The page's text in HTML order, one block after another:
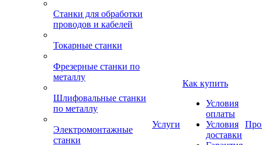
Станки для обработки
проводов и кабелей
Токарные станки
Фрезерные станки по
металлу
Шлифовальные станки
по металлу
Электромонтажные
станки
Услуги
Как купить
Условия
оплаты
Условия
доставки